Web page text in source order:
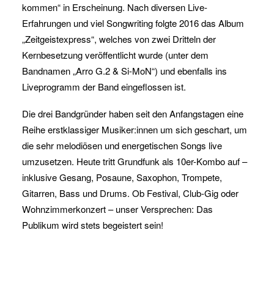
kommen“ in Erscheinung. Nach diversen Live-
Erfahrungen und viel Songwriting folgte 2016 das Album
„Zeitgeistexpress“, welches von zwei Dritteln der
Kernbesetzung veröffentlicht wurde (unter dem
Bandnamen „Arro G.2 & Si-MoN“) und ebenfalls ins
Liveprogramm der Band eingeflossen ist.
Die drei Bandgründer haben seit den Anfangstagen eine
Reihe erstklassiger Musiker:innen um sich geschart, um
die sehr melodiösen und energetischen Songs live
umzusetzen. Heute tritt Grundfunk als 10er-Kombo auf –
inklusive Gesang, Posaune, Saxophon, Trompete,
Gitarren, Bass und Drums. Ob Festival, Club-Gig oder
Wohnzimmerkonzert – unser Versprechen: Das
Publikum wird stets begeistert sein!